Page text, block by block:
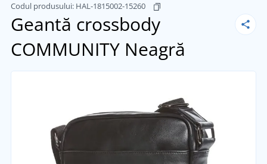
Codul produsului: HAL-1815002-15260
Geantă crossbody
COMMUNITY Neagră